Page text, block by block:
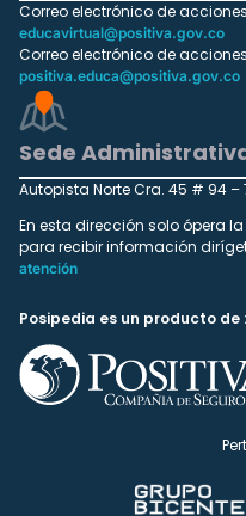
Correo electrónico de
educavirtual@positiva.gov.co
Correo electrónico de
positiva.educa@positiva.gov.co
Sede
Autopista Norte Cra. 45 # 94 –
En esta dirección solo ópera
para recibir información
atención
Posipedia es un producto de :